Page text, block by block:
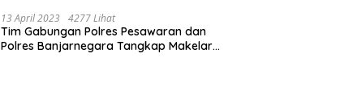
13 April 2023 4277 Lihat
Tim Gabungan Polres Pesawaran dan
Polres Banjarnegara Tangkap Makelar